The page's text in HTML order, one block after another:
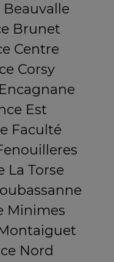
Brunet
Centre
Corsy
Est
Faculté
La Torse
Minimes
Nord